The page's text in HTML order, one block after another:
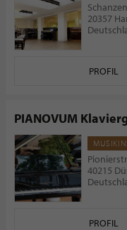
20357
PROFIL
PIANOVUM
40215
PROFIL